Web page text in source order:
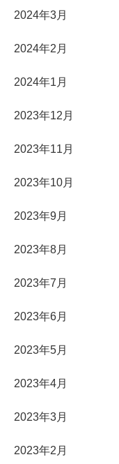
2024年3月
2024年2月
2024年1月
2023年12月
2023年11月
2023年10月
2023年9月
2023年8月
2023年7月
2023年6月
2023年5月
2023年4月
2023年3月
2023年2月